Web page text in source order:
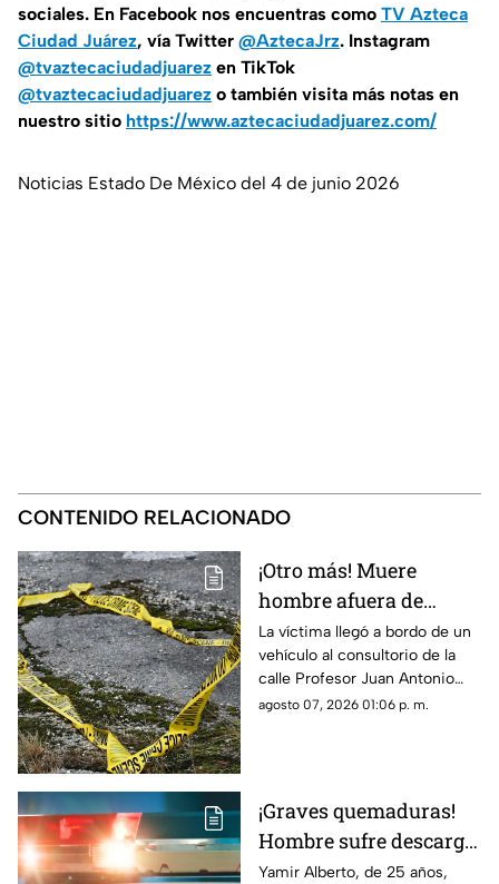
sociales. En Facebook nos encuentras como TV Azteca
Ciudad Juárez, vía Twitter @AztecaJrz. Instagram
@tvaztecaciudadjuarez en TikTok
@tvaztecaciudadjuarez o también visita más notas en
nuestro sitio https://www.aztecaciudadjuarez.com/
Noticias Estado De México del 4 de junio 2026
CONTENIDO RELACIONADO
¡Otro más! Muere
hombre afuera de
farmacia tras sufrir
una descarga eléctrica
en Ciudad Juárez
La víctima llegó a bordo de un
vehículo al consultorio de la
calle Profesor Juan Antonio
Pedroza para pedir auxilio,
agosto 07, 2026 01:06 p. m.
¡Graves quemaduras!
Hombre sufre descarga
eléctrica por pisar
Yamir Alberto, de 25 años,